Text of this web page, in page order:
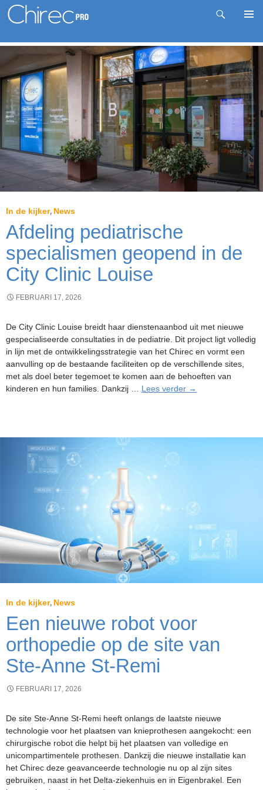
Zoeken
inhoud
In de kijker, News
Afdeling pediatrische
specialismen geopend in de
City Clinic Louise
FEBRUARI 17, 2026
De City Clinic Louise breidt haar dienstenaanbod uit met nieuwe
gespecialiseerde consultaties in de pediatrie. Dit project ligt volledig
in lijn met de ontwikkelingsstrategie van het Chirec en vormt een
aanvulling op de bestaande faciliteiten op de verschillende sites,
met als doel beter tegemoet te komen aan de behoeften van
kinderen en hun families. Dankzij … Lees verder Afdeling
in
→
In de kijker, News
Een nieuwe robot voor
orthopedie op de site van
Ste-Anne St-Remi
FEBRUARI 17, 2026
De site Ste-Anne St-Remi heeft onlangs de laatste nieuwe
technologie voor het plaatsen van knieprothesen aangekocht: een
chirurgische robot die helpt bij het plaatsen van volledige en
unicompartimentele prothesen. Dankzij die nieuwe installatie kan
het Chirec deze geavanceerde technologie nu op al zijn sites
gebruiken, naast in het Delta-ziekenhuis en in Eigenbrakel. Een